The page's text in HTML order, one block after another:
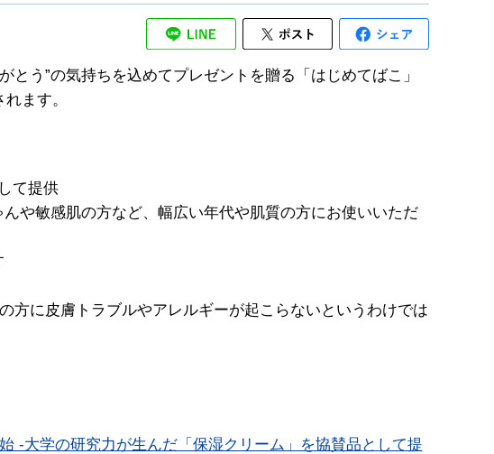
う”の気持ちを込めてプレゼントを贈る「はじめてばこ」
ます。
て提供
や敏感肌の方など、幅広い年代や肌質の方にお使いいただ
方に皮膚トラブルやアレルギーが起こらないというわけでは
-大学の研究力が生んだ「保湿クリーム」を協賛品として提